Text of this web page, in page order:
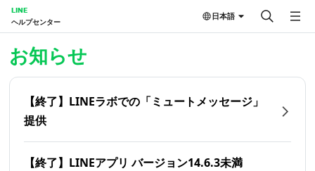
LINE
ヘルプセンター
日本語
お知らせ
【終了】LINEラボでの「ミュートメッセージ」
提供
【終了】LINEアプリ バージョン14.6.3未満